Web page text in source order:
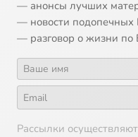
— анонсы лучших
— новости подопечных
— разговор о жизни по
Рассылки